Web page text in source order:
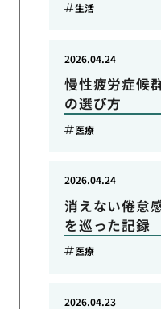
生活
慢性疲労症候
の選び方
2026.04.24
医療
消えない倦怠
を巡った記録
2026.04.24
医療
2026.04.23